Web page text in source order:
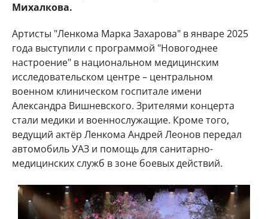
Михалкова.
Артисты "Ленкома Марка Захарова" в январе 2025
года выступили с программой "Новогоднее
настроение" в национальном медицинским
исследовательском центре – центральном
военном клиническом госпитале имени
Александра Вишневского. Зрителями концерта
стали медики и военнослужащие. Кроме того,
ведущий актёр Ленкома Андрей Леонов передал
автомобиль УАЗ и помощь для санитарно-
медицинских служб в зоне боевых действий.